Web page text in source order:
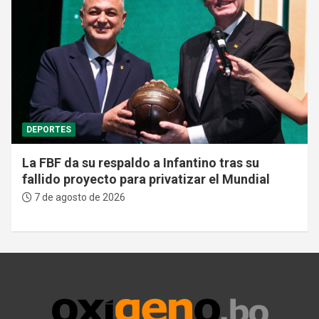
DEPORTES
La FBF da su respaldo a Infantino tras su
fallido proyecto para privatizar el Mundial
7 de agosto de 2026